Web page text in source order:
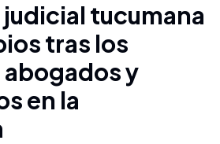
tucumana
tras los
y
en la